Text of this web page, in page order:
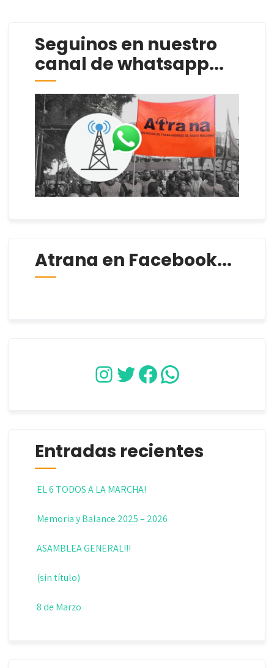
Seguinos en nuestro
canal de whatsapp...
Atrana en Facebook...
Instagram
Twitter
Facebook
WhatsApp
Entradas recientes
EL 6 TODOS A LA MARCHA!
Memoria y Balance 2025 – 2026
ASAMBLEA GENERAL!!!
(sin título)
8 de Marzo